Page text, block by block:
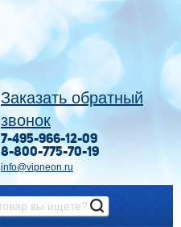
Заказать обратный
звонок
7-495-966-12-09
8-800-775-70-19
info@vipneon.ru